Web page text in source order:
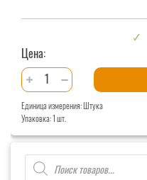
Поиск
товаров
Цена:
Количество
товара
Зарядное
устройство
Вымпел
265
Единица измерения: Штука
Упаковка: 1 шт.